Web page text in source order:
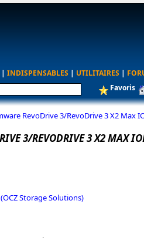
| INDISPENSABLES | UTILITAIRES |
Favoris
RevoDrive 3/RevoDrive 3 X2 Max
3/REVODRIVE 3 X2 MAX
(OCZ Storage Solutions)